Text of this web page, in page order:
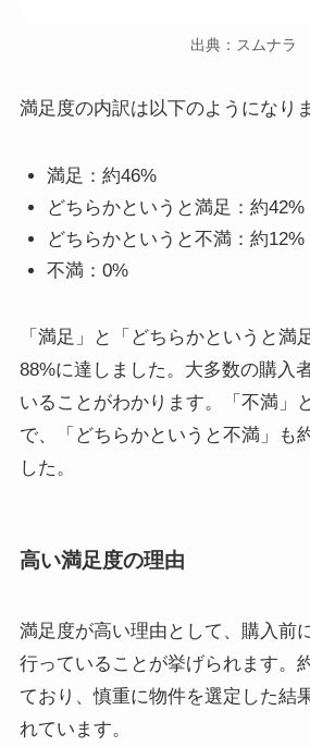
出典：スムナラ
満足度の内訳は以下のようになり
満足：約46%
どちらかというと満足：約42%
どちらかというと不満：約12%
不満：0%
「満足」と「どちらかというと満
88%に達しました。大多数の購入
いることがわかります。「不満」
で、「どちらかというと不満」も
した。
高い満足度の理由
満足度が高い理由として、購入前
行っていることが挙げられます。
ており、慎重に物件を選定した結
れています。